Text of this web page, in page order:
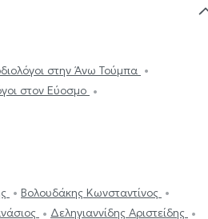
στην Άνω Τούμπα
στον Εύοσμο
Βολουδάκης Κωνσταντίνος
Δεληγιαννίδης Αριστείδης